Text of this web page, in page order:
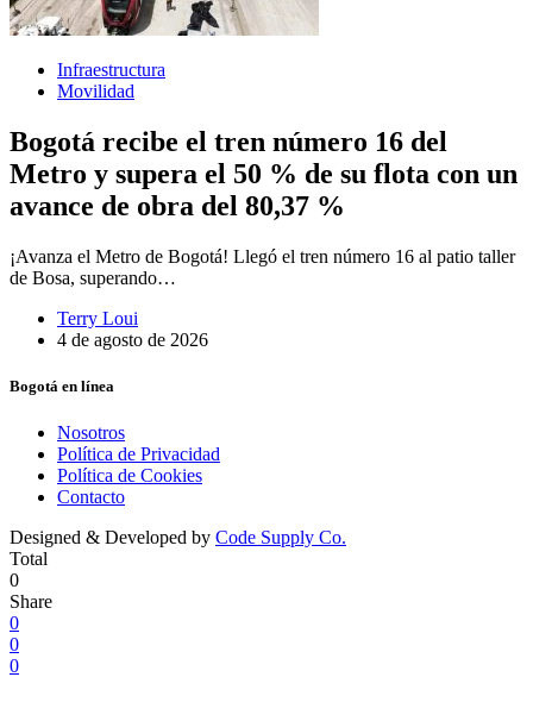
Infraestructura
Movilidad
Bogotá recibe el tren número 16 del
Metro y supera el 50 % de su flota con un
avance de obra del 80,37 %
¡Avanza el Metro de Bogotá! Llegó el tren número 16 al patio taller
de Bosa, superando…
Terry Loui
4 de agosto de 2026
Bogotá en línea
Nosotros
Política de Privacidad
Política de Cookies
Contacto
Designed & Developed by Code Supply Co.
Total
0
Share
0
0
0